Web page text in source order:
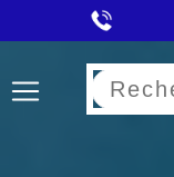
Rechercher